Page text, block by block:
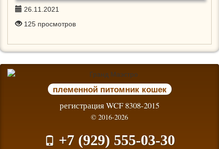
26.11.2021
125 просмотров
племенной питомник кошек
регистрация WCF 8308-2015
© 2016-2026
+7 (929) 555-03-30